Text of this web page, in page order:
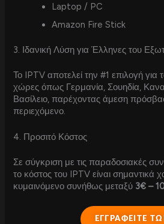
Laptop / PC
Amazon Fire Stick
3. Ιδανική Λύση για Έλληνες του
Το IPTV αποτελεί την #1 επιλογή για
χώρες όπως Γερμανία, Σουηδία,
Βασίλειο, παρέχοντας άμεση
περιεχόμενο.
4. Προσιτό Κόστος
Σε σύγκριση με τις παραδοσιακές
το κόστος του IPTV είναι σημαντικά
κυμαινόμενο συνήθως μεταξύ 3€ –
ΕΓΓΡΑΦΕΙΤΕ